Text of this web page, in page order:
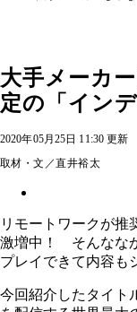
大手メーカ
定の「イン
2020年05月25日 11:30 更新
取材・文／直井裕太
リモートワークが推
激増中！ そんなな
プレイできて内容も
今回紹介したタイト